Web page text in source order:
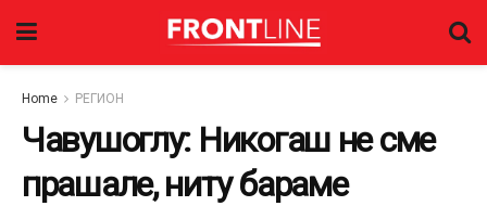
Home РЕГИОН
Чавушоглу: Никогаш не сме
прашале, ниту бараме